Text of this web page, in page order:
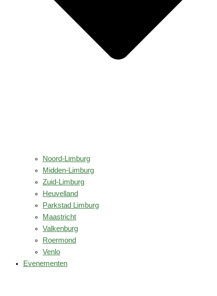
Noord-Limburg
Midden-Limburg
Zuid-Limburg
Heuvelland
Parkstad Limburg
Maastricht
Valkenburg
Roermond
Venlo
Evenementen